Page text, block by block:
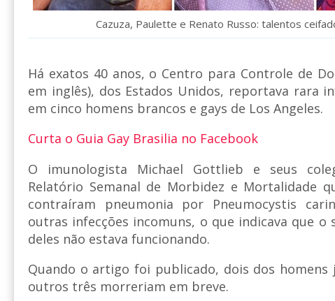
Cazuza, Paulette e Renato Russo: talentos
Há exatos 40 anos, o Centro para Controle de
em inglês), dos Estados Unidos, reportava rara
em cinco homens brancos e gays de Los Angeles.
Curta o Guia Gay Brasilia no Facebook
O imunologista Michael Gottlieb e seus
Relatório Semanal de Morbidez e Mortalidade
contraíram pneumonia por Pneumocystis
outras infecções incomuns, o que indicava que o
deles não estava funcionando.
Quando o artigo foi publicado, dois dos homens
outros três morreriam em breve.